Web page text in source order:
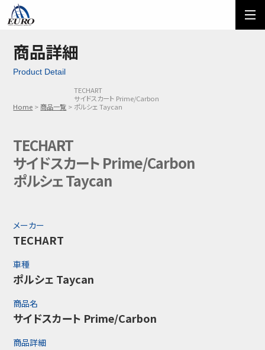
ご利用方法
メール問い合わせ
03-5674-7742
商品詳細
Product Detail
Home 商品一覧
TECHART
サイドスカート Prime/Carbon
ポルシェ Taycan
TECHART
サイドスカート Prime/Carbon
ポルシェ Taycan
メーカー
TECHART
車種
ポルシェ Taycan
商品名
サイドスカート Prime/Carbon
商品詳細